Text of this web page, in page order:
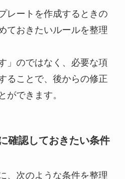
レートを作成するときの
ておきたいルールを整理
」のではなく、必要な項
ることで、後からの修正
ができます。
確認しておきたい条件
、次のような条件を整理